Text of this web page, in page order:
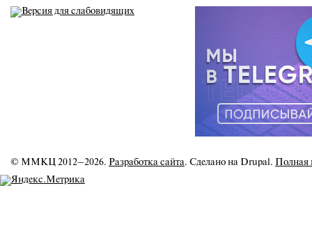
© ММКЦ 2012–2026. Разработка сайта. Сделано на Drupal. Полная